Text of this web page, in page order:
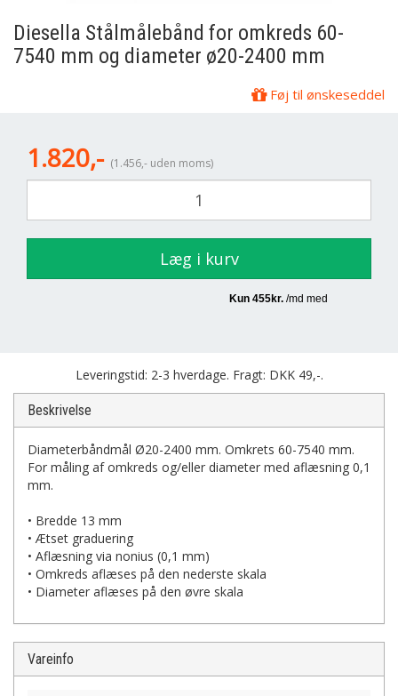
Diesella Stålmålebånd for omkreds 60-
7540 mm og diameter ø20-2400 mm
Føj til ønskeseddel
1.820,- (1.456,- uden moms)
Læg i kurv
Leveringstid: 2-3 hverdage. Fragt: DKK 49,-.
Beskrivelse
Diameterbåndmål Ø20-2400 mm. Omkrets 60-7540 mm.
For måling af omkreds og/eller diameter med aflæsning 0,1
mm.
• Bredde 13 mm
• Ætset graduering
• Aflæsning via nonius (0,1 mm)
• Omkreds aflæses på den nederste skala
• Diameter aflæses på den øvre skala
Vareinfo